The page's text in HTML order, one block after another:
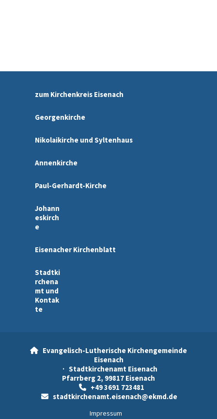
zum Kirchenkreis Eisenach
Georgenkirche
Nikolaikirche und Syltenhaus
Annenkirche
Paul-Gerhardt-Kirche
Johann
eskirch
e
Eisenacher Kirchenblatt
Stadtki
rchena
mt und
Kontak
te

Evangelisch-Lutherische Kirchengemeinde
Eisenach
· Stadtkirchenamt Eisenach
Pfarrberg 2, 99817 Eisenach
+49 3691 723481
 stadtkirchenamt.eisenach@ekmd.de
Impressum